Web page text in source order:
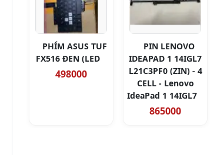
PHÍM ASUS TUF
FX516 ĐEN (LED
498000
PIN LENOVO
IDEAPAD 1 14IGL7
L21C3PF0 (ZIN) - 4
CELL - Lenovo
IdeaPad 1 14IGL7
865000